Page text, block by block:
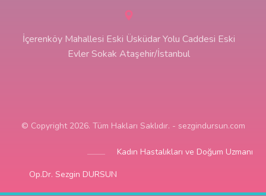
İçerenköy Mahallesi Eski Üsküdar Yolu Caddesi Eski
Evler Sokak Ataşehir/İstanbul
© Copyright 2026. Tüm Hakları Saklıdır. - sezgindursun.com
Kadın Hastalıkları ve Doğum Uzmanı
Op.Dr. Sezgin DURSUN